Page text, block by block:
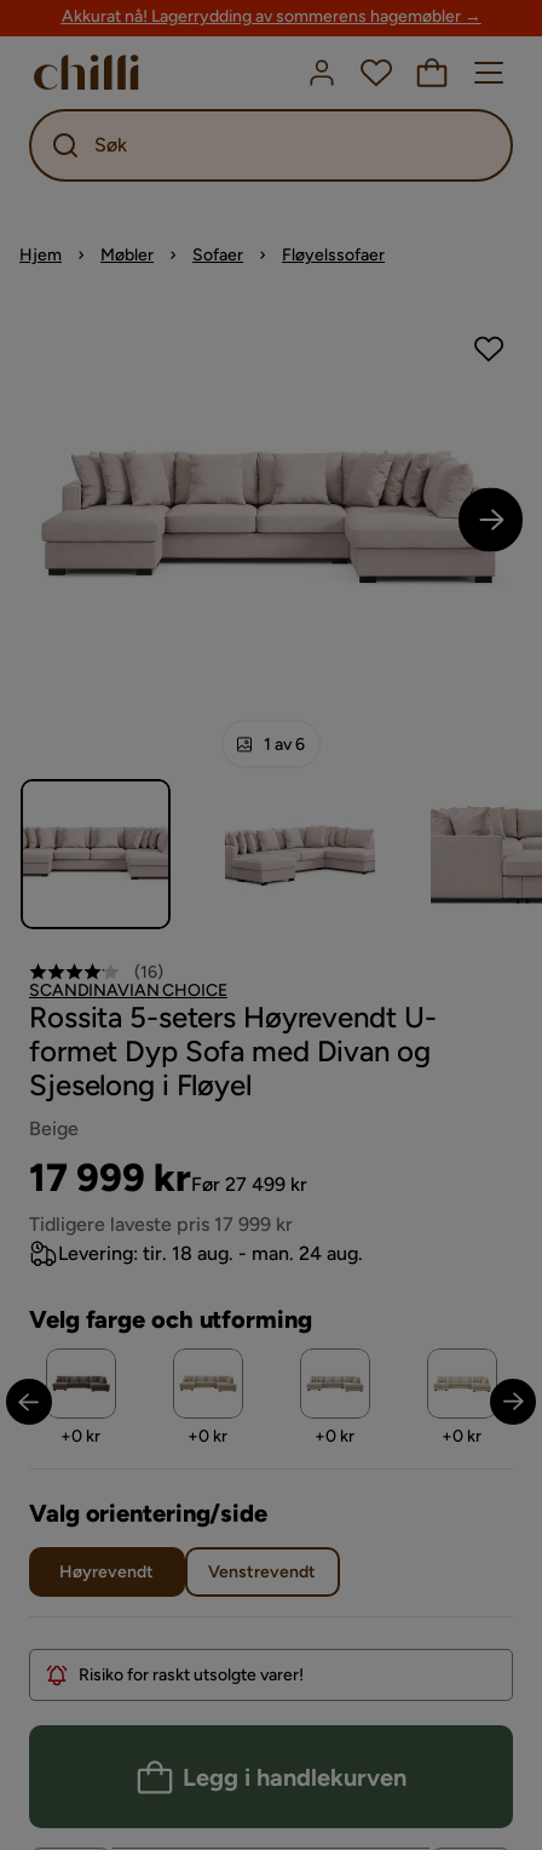
Akkurat nå! Lagerrydding av sommerens hagemøbler →
Søk
Hjem Møbler Sofaer Fløyelssofaer
1 av 6
(16)
SCANDINAVIAN CHOICE
Rossita 5-seters Høyrevendt U-
formet Dyp Sofa med Divan og
Sjeselong i Fløyel
Beige
Pris
17 999 kr
Original
Pris
Før 27 499 kr
Tidligere laveste pris 17 999 kr
Levering: tir. 18 aug. - man. 24 aug.
Velg farge och utforming
Pris
+0 kr Pris
+0 kr Pris
+0 kr Pris
+0 kr
Valg orientering/side
Høyrevendt Venstrevendt
Risiko for raskt utsolgte varer!
Legg i handlekurven